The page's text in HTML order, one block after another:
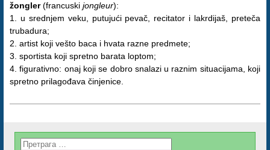
žongler(francuski jongleur):
1. u srednjem veku, putujući pevač, recitator i lakrdijaš, preteča
trubadura;
2. artist koji vešto baca i hvata razne predmete;
3. sportista koji spretno barata loptom;
4. figurativno: onaj koji se dobro snalazi u raznim situacijama, koji
spretno prilagođava činjenice.